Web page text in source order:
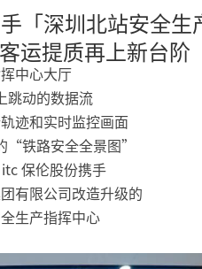
小间距LED显
「深圳北站安全生
运提质再上新台阶
中心大厅
跳动的数据流
迹和实时监控画面
“铁路安全全景图”
保伦股份携手
有限公司改造升级的
生产指挥中心